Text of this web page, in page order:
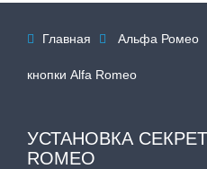
 Главная  Альфа Ромео
кнопки Alfa Romeo
УСТАНОВКА
ROMEO